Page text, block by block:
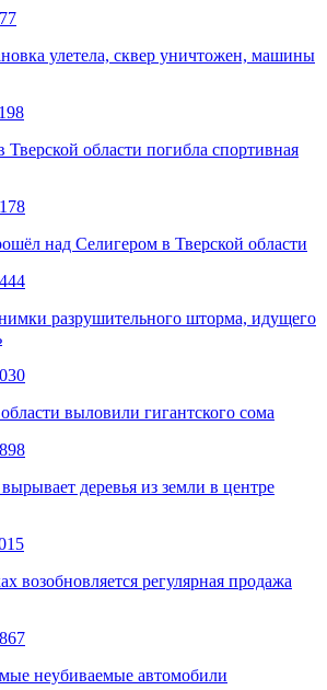
улетела, сквер уничтожен, машины
области погибла спортивная
над Селигером в Тверской области
разрушительного шторма, идущего
выловили гигантского сома
деревья из земли в центре
возобновляется регулярная продажа
неубиваемые автомобили